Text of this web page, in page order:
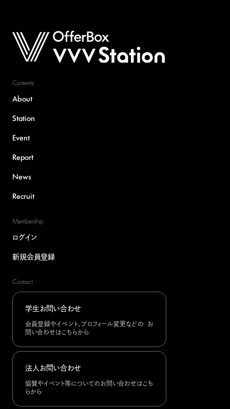
Contents
About
Station
Event
Report
News
Recruit
Membership
ログイン
新規会員登録
Contact
学生お問い合わせ
会員登録やイベント、プロフィール変更などの お
問い合わせはこちらから
法人お問い合わせ
協賛やイベント等についてのお問い合わせはこち
らから